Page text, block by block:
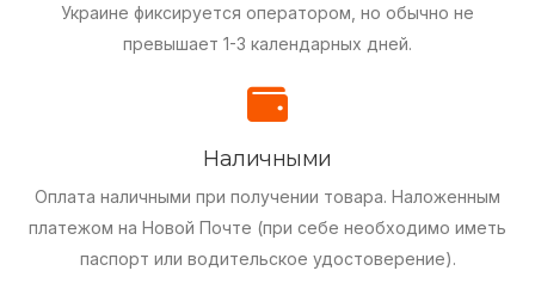
Украине фиксируется оператором, но обычно не
превышает 1-3 календарных дней.
Наличными
Оплата наличными при получении товара. Наложенным
платежом на Новой Почте (при себе необходимо иметь
паспорт или водительское удостоверение).